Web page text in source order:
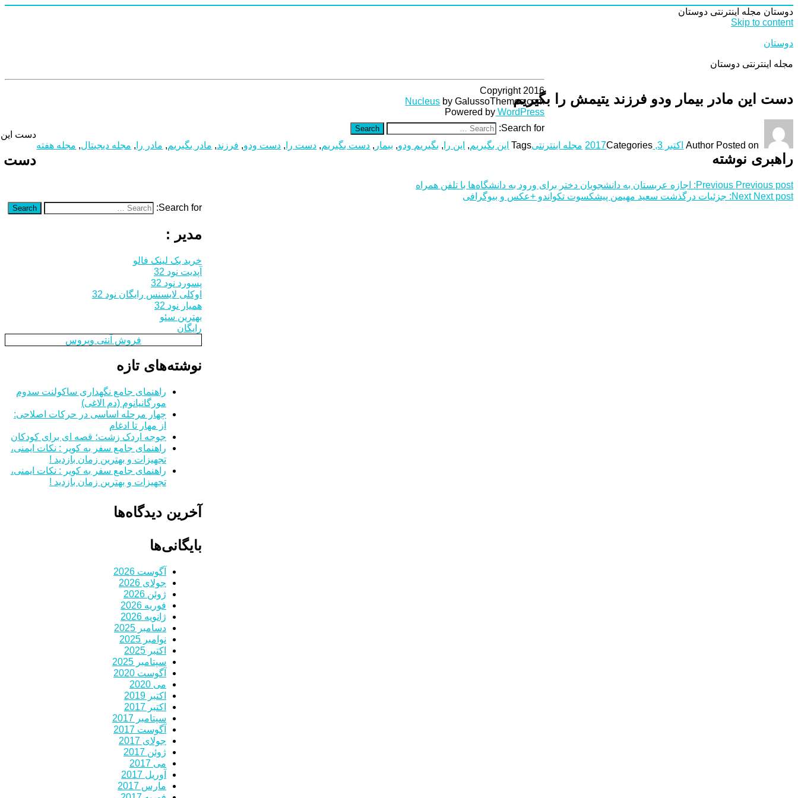
دوستان مجله اینترنتی دوستان
Skip to content
دوستان
مجله اینترنتی دوستان
دست این مادر بیمار ودو فرزند یتیمش را بگیریم
دست این
دست
Author Posted on اکتبر 3, 2017 Categories مجله اینترنتیTags این بگیریم, این را , بگیریم ودو, بیمار , دست بگیریم, دست را , دست ودو, فرزند, مادر بگیریم, مادر را , مجله دیجیتال, مجله هفته
راهبری نوشته
Previous Previous post:
اجازه عربستان به دانشجویان دختر برای ورود به دانشگاه‌ها با تلفن همراه
Next Next post:
جزئیات درگذشت سعید مهیمن پیشکسوت تکواندو +عکس و بیوگرافی
Search for:
Search
مدیر :
خرید بک لینک فالو
آپدیت نود 32
پسورد نود 32
اوکلی لایسنس رایگان نود 32
همیار نود 32
بهترین سئو
رایگان
فروش آنتی ویروس
نوشته‌های تازه
راهنمای جامع نگهداری ساکولنت سدوم
مورگانیانوم (دم الاغی)
چهار مرحله اساسی در حرکات اصلاحی:
از مهار تا ادغام
جوجه اردک زشت؛ قصه ای برای کودکان
راهنمای جامع سفر به کویر : نکات ایمنی،
تجهیزات و بهترین زمان بازدید !
راهنمای جامع سفر به کویر : نکات ایمنی،
تجهیزات و بهترین زمان بازدید !
آخرین دیدگاه‌ها
بایگانی‌ها
آگوست 2026
جولای 2026
ژوئن 2026
فوریه 2026
ژانویه 2026
دسامبر 2025
نوامبر 2025
اکتبر 2025
سپتامبر 2025
آگوست 2020
می 2020
اکتبر 2019
اکتبر 2017
سپتامبر 2017
آگوست 2017
جولای 2017
ژوئن 2017
می 2017
آوریل 2017
مارس 2017
Copyright 2016
Nucleus by GalussoThemes.com
Powered by WordPress
Search for:
Search